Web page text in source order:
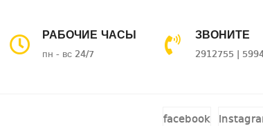
РАБОЧИЕ ЧАСЫ
пн - вс 24/7
ЗВОНИТЕ
2912755 |
facebook